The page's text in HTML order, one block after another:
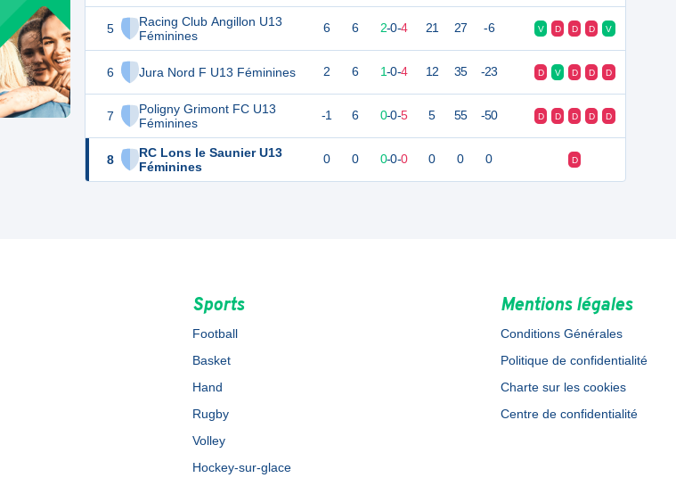
5
Racing Club Angillon U13
Féminines
6 Jura Nord F U13 Féminines
7
Poligny Grimont FC U13
Féminines
8
RC Lons le Saunier U13
Féminines
6 6 2-0-4 21 27 -6 V D D D V
2 6 1-0-4 12 35 -23 D V D D D
-1 6 0-0-5 5 55 -50 D D D D D
0 0 0-0-0 0 0 0 D
Sports
Football
Basket
Hand
Rugby
Volley
Hockey-sur-glace
Mentions légales
Conditions Générales
Politique de confidentialité
Charte sur les cookies
Centre de confidentialité